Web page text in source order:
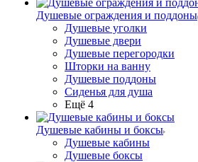
Душевые ограждения и поддоны
Душевые уголки
Душевые двери
Душевые перегородки
Шторки на ванну
Душевые поддоны
Сиденья для душа
Ещё 4
Душевые кабины и боксы
Душевые кабины
Душевые боксы